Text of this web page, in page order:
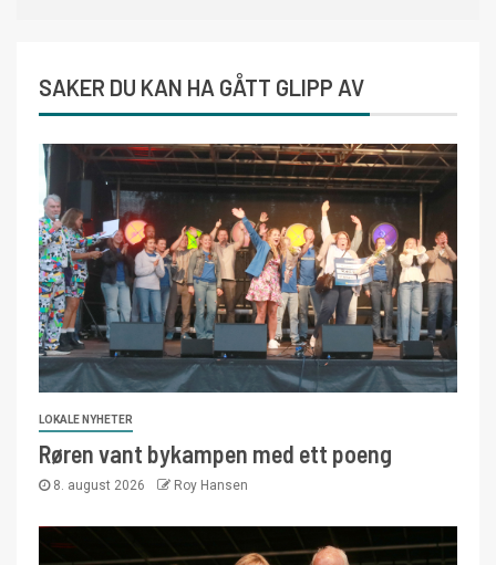
SAKER DU KAN HA GÅTT GLIPP AV
LOKALE NYHETER
Røren vant bykampen med ett poeng
8. august 2026 Roy Hansen